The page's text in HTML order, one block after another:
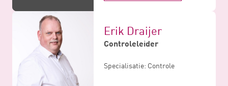
Erik Draijer
Controleleider
Specialisatie: Controle